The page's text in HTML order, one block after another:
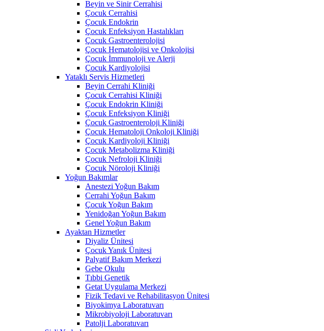
Beyin ve Sinir Cerrahisi
Çocuk Cerrahisi
Çocuk Endokrin
Çocuk Enfeksiyon Hastalıkları
Çocuk Gastroenterolojisi
Çocuk Hematolojisi ve Onkolojisi
Çocuk İmmunoloji ve Alerji
Çocuk Kardiyolojisi
Yataklı Servis Hizmetleri
Beyin Cerrahi Kliniği
Çocuk Cerrahisi Kliniği
Çocuk Endokrin Kliniği
Çocuk Enfeksiyon Kliniği
Çocuk Gastroenteroloji Kliniği
Çocuk Hematoloji Onkoloji Kliniği
Çocuk Kardiyoloji Kliniği
Çocuk Metabolizma Kliniği
Çocuk Nefroloji Kliniği
Çocuk Nöroloji Kliniği
Yoğun Bakımlar
Anestezi Yoğun Bakım
Cerrahi Yoğun Bakım
Çocuk Yoğun Bakım
Yenidoğan Yoğun Bakım
Genel Yoğun Bakım
Ayaktan Hizmetler
Diyaliz Ünitesi
Çocuk Yanık Ünitesi
Palyatif Bakım Merkezi
Gebe Okulu
Tıbbi Genetik
Getat Uygulama Merkezi
Fizik Tedavi ve Rehabilitasyon Ünitesi
Biyokimya Laboratuvarı
Mikrobiyoloji Laboratuvarı
Patolji Laboratuvarı